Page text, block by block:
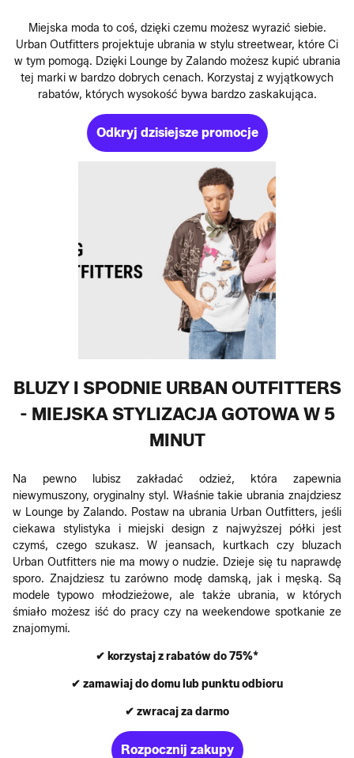
Miejska moda to coś, dzięki czemu możesz wyrazić siebie.
Urban Outfitters projektuje ubrania w stylu streetwear, które Ci
w tym pomogą. Dzięki Lounge by Zalando możesz kupić ubrania
tej marki w bardzo dobrych cenach. Korzystaj z wyjątkowych
rabatów, których wysokość bywa bardzo zaskakująca.
Odkryj dzisiejsze promocje
BLUZY I SPODNIE URBAN OUTFITTERS
- MIEJSKA STYLIZACJA GOTOWA W 5
MINUT
Na pewno lubisz zakładać odzież, która zapewnia
niewymuszony, oryginalny styl. Właśnie takie ubrania znajdziesz
w Lounge by Zalando. Postaw na ubrania Urban Outfitters, jeśli
ciekawa stylistyka i miejski design z najwyższej półki jest
czymś, czego szukasz. W jeansach, kurtkach czy bluzach
Urban Outfitters nie ma mowy o nudzie. Dzieje się tu naprawdę
sporo. Znajdziesz tu zarówno modę damską, jak i męską. Są
modele typowo młodzieżowe, ale także ubrania, w których
śmiało możesz iść do pracy czy na weekendowe spotkanie ze
znajomymi.
✔ korzystaj z rabatów do 75%*
✔ zamawiaj do domu lub punktu odbioru
✔ zwracaj za darmo
Rozpocznij zakupy